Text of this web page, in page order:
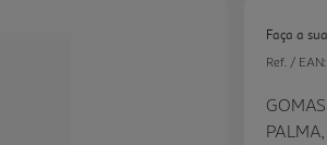
Faça a
Ref. / EAN: